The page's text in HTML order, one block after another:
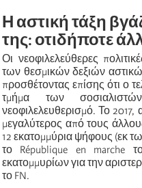
Η αστική τάξη
της: οτιδήποτε
Οι νεοφιλελεύθερες
των θεσμικών δεξιών
προσθέτοντας επίσης ότι ο
τμήμα των
νεοφιλελευθερισμό. Το
μεγαλύτερος από τους
12 εκατομμύρια ψήφους (εκ
το République en marche
εκατομμυρίων για την
το FN.